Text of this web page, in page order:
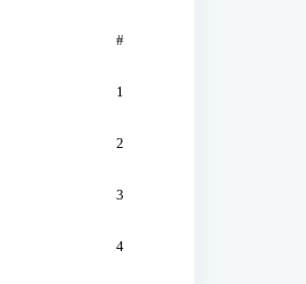
#
1
2
3
4